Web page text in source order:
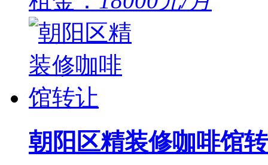
朝阳区精装修咖啡馆